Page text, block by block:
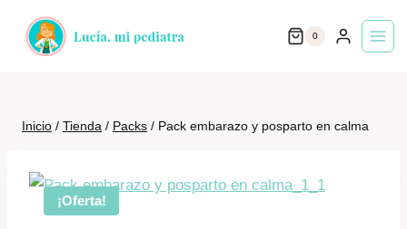
0
Inicio / Tienda / Packs / Pack embarazo y posparto en calma
¡Oferta!